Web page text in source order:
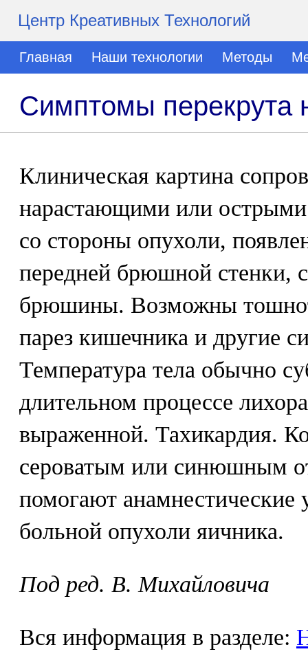
Центр Креативных Технологий
Главная Наши технологии Методы
Симптомы перекрута
Клиническая картина
нарастающими или
со стороны опухоли,
передней брюшной стенки,
брюшины. Возможны
парез кишечника и другие
Температура тела обычно
длительном процессе
выраженной. Тахикардия.
сероватым или синюшным
помогают анамнестические
больной опухоли яичника.
Под ред. В. Михайловича
Вся информация в разделе: